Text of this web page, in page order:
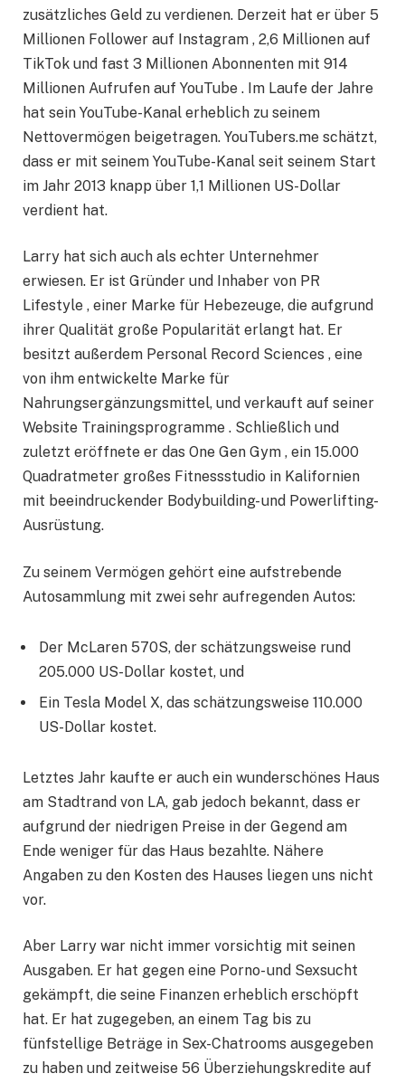
zusätzliches Geld zu verdienen. Derzeit hat er über 5
Millionen Follower auf Instagram , 2,6 Millionen auf
TikTok und fast 3 Millionen Abonnenten mit 914
Millionen Aufrufen auf YouTube . Im Laufe der Jahre
hat sein YouTube-Kanal erheblich zu seinem
Nettovermögen beigetragen. YouTubers.me schätzt,
dass er mit seinem YouTube-Kanal seit seinem Start
im Jahr 2013 knapp über 1,1 Millionen US-Dollar
verdient hat.
Larry hat sich auch als echter Unternehmer
erwiesen. Er ist Gründer und Inhaber von PR
Lifestyle , einer Marke für Hebezeuge, die aufgrund
ihrer Qualität große Popularität erlangt hat. Er
besitzt außerdem Personal Record Sciences , eine
von ihm entwickelte Marke für
Nahrungsergänzungsmittel, und verkauft auf seiner
Website Trainingsprogramme . Schließlich und
zuletzt eröffnete er das One Gen Gym , ein 15.000
Quadratmeter großes Fitnessstudio in Kalifornien
mit beeindruckender Bodybuilding- und Powerlifting-
Ausrüstung.
Zu seinem Vermögen gehört eine aufstrebende
Autosammlung mit zwei sehr aufregenden Autos:
Der McLaren 570S, der schätzungsweise rund
205.000 US-Dollar kostet, und
Ein Tesla Model X, das schätzungsweise 110.000
US-Dollar kostet.
Letztes Jahr kaufte er auch ein wunderschönes Haus
am Stadtrand von LA, gab jedoch bekannt, dass er
aufgrund der niedrigen Preise in der Gegend am
Ende weniger für das Haus bezahlte. Nähere
Angaben zu den Kosten des Hauses liegen uns nicht
vor.
Aber Larry war nicht immer vorsichtig mit seinen
Ausgaben. Er hat gegen eine Porno- und Sexsucht
gekämpft, die seine Finanzen erheblich erschöpft
hat. Er hat zugegeben, an einem Tag bis zu
fünfstellige Beträge in Sex-Chatrooms ausgegeben
zu haben und zeitweise 56 Überziehungskredite auf